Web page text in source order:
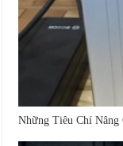
Những Tiêu Chí Nâng